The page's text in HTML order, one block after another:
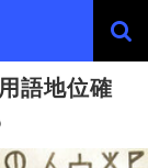
語地位確